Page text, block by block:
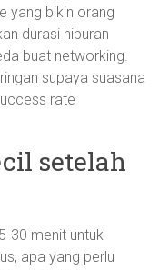
yang bikin orang
durasi hiburan
buat networking.
supaya suasana
rate
setelah
30 menit untuk
apa yang perlu